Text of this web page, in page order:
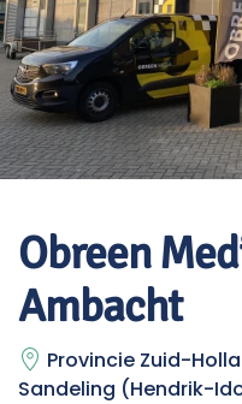
Obreen
Ambacht
Provincie Zuid-
Sandeling (Hendrik-